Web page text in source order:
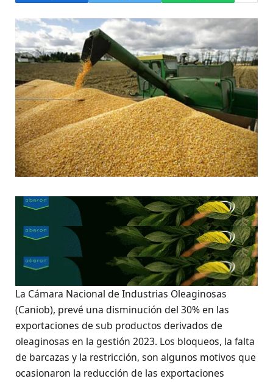
La Cámara Nacional de Industrias Oleaginosas
(Caniob), prevé una disminución del 30% en las
exportaciones de sub productos derivados de
oleaginosas en la gestión 2023. Los bloqueos, la falta
de barcazas y la restricción, son algunos motivos que
ocasionaron la reducción de las exportaciones